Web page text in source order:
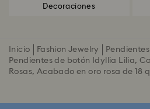
Decoraciones
Inicio Fashion Jewelry Pendientes
Pendientes de botón Idyllia Lilia,
Rosas, Acabado en oro rosa de 18